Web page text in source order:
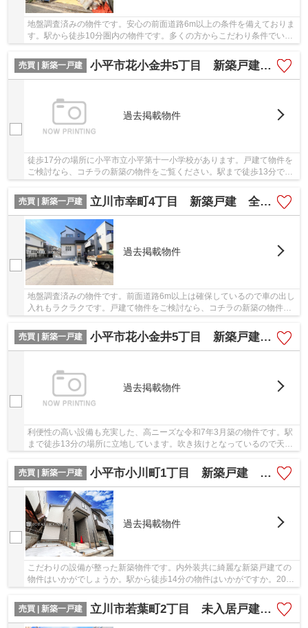
地盤調査済みの物件です。安心の前面道路6m以上の条件を備えておりま
す。駅から徒歩10分圏内の物件です。多くの方からこだわり条件でいた
売買 | 新築一戸建
小平市花小金井5丁目 新築戸建 全3棟
過去掲載物件
徒歩17分の場所に小平市立小平第十一小学校があります。戸建て物件を
ご検討なら、コチラの新築の物件をご覧ください。駅まで徒歩13分でア
クセス可能です。前面道路6m以上の物件です。...
売買 | 新築一戸建
立川市幸町4丁目 新築戸建 全2棟
過去掲載物件
地盤調査済みの物件です。前面道路6m以上は確保しているので車の出し
入れもラクラクです。戸建て物件をご検討なら、コチラの新築の物件を
ご覧ください。住んだことの無い場所で不動産...
売買 | 新築一戸建
小平市花小金井5丁目 新築戸建 全3棟
過去掲載物件
利便性の高い設備も充実した、高ニーズな令和7年3月築の物件です。駅
まで徒歩13分の場所に立地しています。吹き抜けとなっているので天井
売買 | 新築一戸建
小平市小川町1丁目 新築戸建 全1棟
過去掲載物件
こだわりの設備が整った新築物件です。内外装共に綺麗な新築戸建ての
物件はいかがでしょうか。駅から徒歩14分の物件はいかがですか。2024
売買 | 新築一戸建
立川市若葉町2丁目 未入居戸建 全1棟